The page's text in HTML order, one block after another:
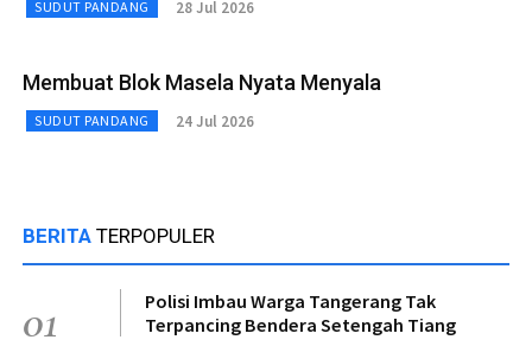
SUDUT PANDANG 28 Jul 2026
Membuat Blok Masela Nyata Menyala
SUDUT PANDANG 24 Jul 2026
BERITA TERPOPULER
01
Polisi Imbau Warga Tangerang Tak
Terpancing Bendera Setengah Tiang